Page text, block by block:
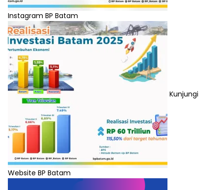
Instagram BP Batam
Kunjungi
Website BP Batam